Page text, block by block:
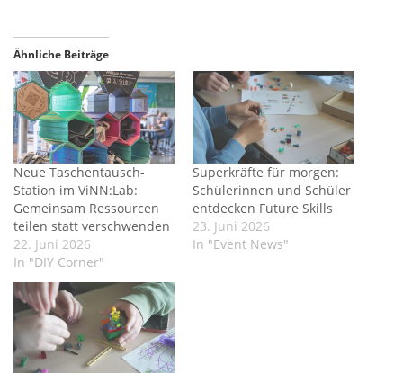
Ähnliche Beiträge
Neue Taschentausch-
Station im ViNN:Lab:
Gemeinsam Ressourcen
teilen statt verschwenden
22. Juni 2026
In "DIY Corner"
Superkräfte für morgen:
Schülerinnen und Schüler
entdecken Future Skills
23. Juni 2026
In "Event News"